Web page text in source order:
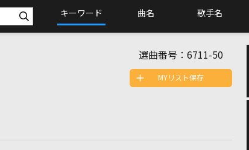
キーワード 曲名 歌手名
選曲番号： 6711-50
MYリスト保存